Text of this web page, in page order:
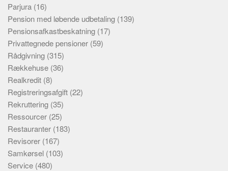
Parjura (16)
Pension med løbende udbetaling (139)
Pensionsafkastbeskatning (17)
Privattegnede pensioner (59)
Rådgivning (315)
Rækkehuse (36)
Realkredit (8)
Registreringsafgift (22)
Rekruttering (35)
Ressourcer (25)
Restauranter (183)
Revisorer (167)
Samkørsel (103)
Service (480)